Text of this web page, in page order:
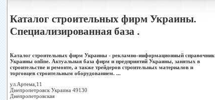
Каталог строительных фирм Украины.
Специализированная база .
Каталог строительных фирм Украины - рекламно-информационный справочник
Украины online. Актуальная база фирм и предприятий Украины, занятых в
строительстве и ремонте, а также трейдеров строительных материалов и
торговцев строительным оборудованием. ...
ул.Артема,11
Днепропетровск Украина 49130
Днепропетровская